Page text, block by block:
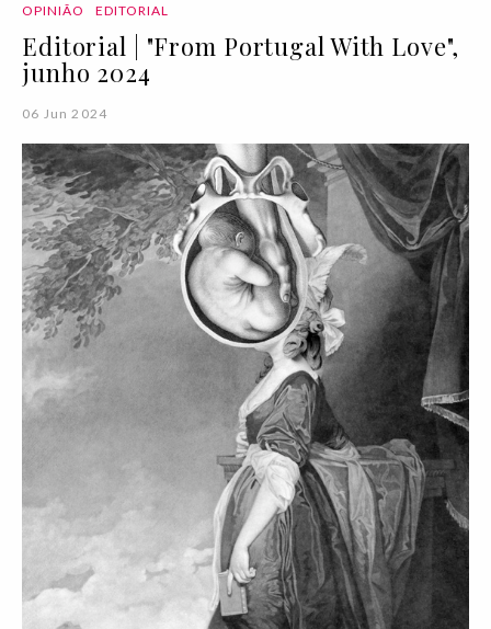
OPINIÃO EDITORIAL
Editorial | "From Portugal With Love",
junho 2024
06 Jun 2024